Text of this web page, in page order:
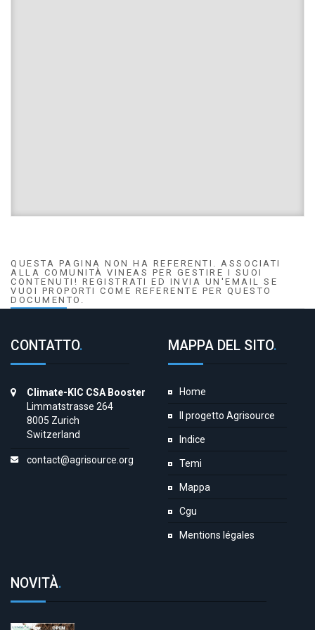
QUESTA PAGINA NON HA REFERENTI. ASSOCIATI
ALLA COMUNITÀ VINEAS PER GESTIRE I SUOI
CONTENUTI! REGISTRATI ED INVIA UN'EMAIL SE
VUOI PROPORTI COME REFERENTE PER QUESTO
DOCUMENTO.
CONTATTO.
Climate-KIC CSA Booster
Limmatstrasse 264
8005 Zurich
Switzerland
contact@agrisource.org
MAPPA DEL SITO.
Home
Il progetto Agrisource
Indice
Temi
Mappa
Cgu
Mentions légales
NOVITÀ.